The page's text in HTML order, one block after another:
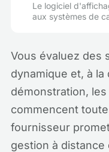
Le logiciel
aux systèmes de
Vous évaluez des
dynamique et, à
démonstration,
commencent
fournisseur
gestion à